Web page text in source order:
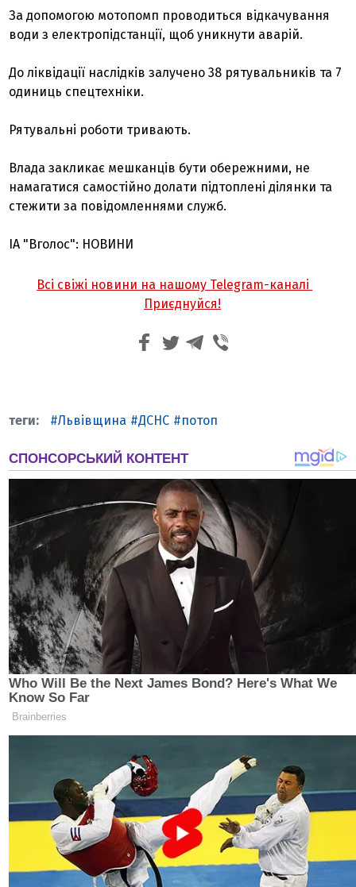
За допомогою мотопомп проводиться відкачування
води з електропідстанції, щоб уникнути аварій.
До ліквідації наслідків залучено 38 рятувальників та 7
одиниць спецтехніки.
Рятувальні роботи тривають.
Влада закликає мешканців бути обережними, не
намагатися самостійно долати підтоплені ділянки та
стежити за повідомленнями служб.
ІА "Вголос": НОВИНИ
Всі свіжі новини на нашому Telegram-каналі
Приєднуйся!
Львівщина ДСНС потоп